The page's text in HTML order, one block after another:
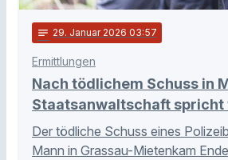
notes 29. Januar 2026 03:57
Ermittlungen
Nach tödlichem Schuss in
Staatsanwaltschaft
Der tödliche Schuss eines
Mann in Grassau-Mietenkam